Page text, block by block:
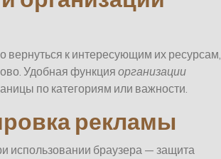
вернуться к интересующим их ресурсам,
Удобная функция организации
по категориям или важности.
рекламы
использовании браузера — защита